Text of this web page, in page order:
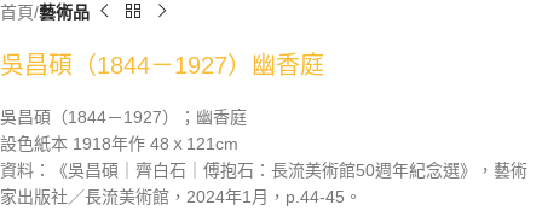
首頁 藝術品
吳昌碩（1844－1927）幽香庭
吳昌碩（1844－1927）；幽香庭
設色紙本 1918年作 48ｘ121cm
資料：《吳昌碩｜齊白石｜傅抱石：長流美術館50週年紀念選》，藝術
家出版社／長流美術館，2024年1月，p.44-45。